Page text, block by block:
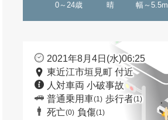
0～24歳 晴 幅～5.5m
2021年8月4日(水)06:25
東近江市垣見町 付近
人対車両 小破事故
普通乗用車(1) 歩行者(1)
死亡(0) 負傷(1)